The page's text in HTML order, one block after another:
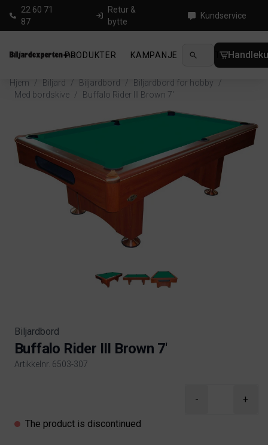
22 60 71
87
Retur &
bytte
Kundservice
PRODUKTER KAMPANJE NYHETER
Hjem / Biljard / Biljardbord / Biljardbord for hobby
/
Med bordskive / Buffalo Rider III Brown 7'
Biljardbord
Buffalo Rider III Brown 7'
Artikkelnr. 6503-307
- +
The product is discontinued